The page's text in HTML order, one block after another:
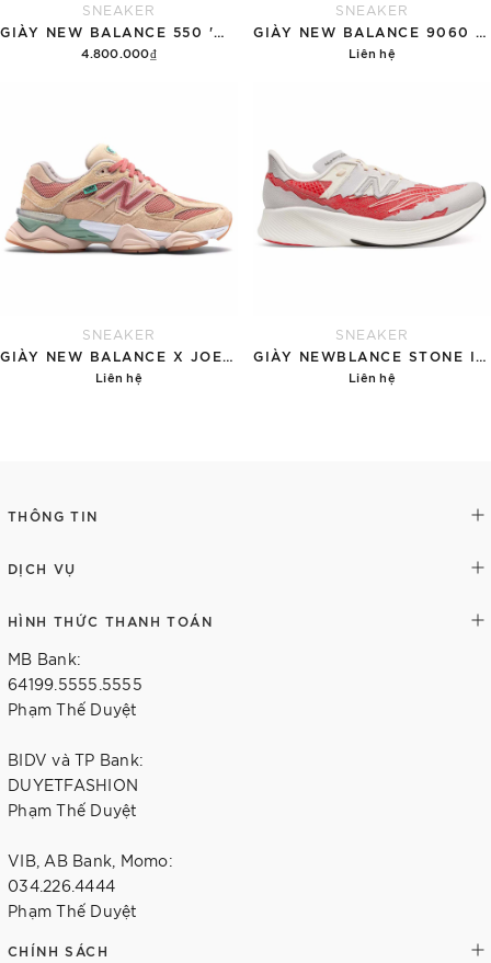
SNEAKER
4.800.000₫
SNEAKER
Liên hệ
SNEAKER
Liên hệ
SNEAKER
Liên hệ
THÔNG TIN
DỊCH VỤ
HÌNH THỨC THANH TOÁN
MB Bank:
64199.5555.5555
Phạm Thế Duyệt
BIDV và TP Bank:
DUYETFASHION
Phạm Thế Duyệt
VIB, AB Bank, Momo:
034.226.4444
Phạm Thế Duyệt
CHÍNH SÁCH